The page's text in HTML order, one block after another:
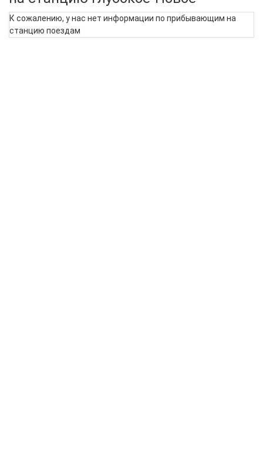
К сожалению, у нас нет информации по прибывающим на
станцию поездам